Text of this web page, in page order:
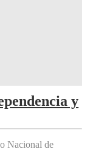
y
Nacional de